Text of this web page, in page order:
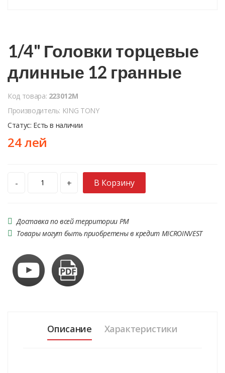
1/4" Головки торцевые
длинные 12 гранные
Код товара: 223012M
Производитель: KING TONY
Статус: Есть в наличии
24 лей
- + В Корзину
Доставка по всей территории РМ
Товары могут быть приобретены в кредит MICROINVEST
Описание Характеристики